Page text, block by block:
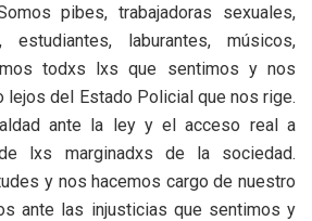
pibes, trabajadoras sexuales,
estudiantes, laburantes, músicos,
todxs lxs que sentimos y nos
lejos del Estado Policial que nos rige.
ante la ley y el acceso real a
lxs marginadxs de la sociedad.
y nos hacemos cargo de nuestro
ante las injusticias que sentimos y